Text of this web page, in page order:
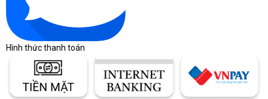
Hình thức thanh toán